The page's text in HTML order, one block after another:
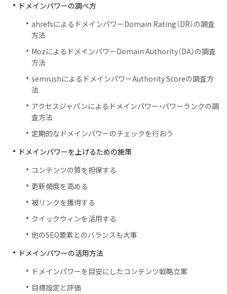
ドメインパワーの調べ方
ahrefsによるドメインパワーDomain Rating（DR）の調査
方法
MozによるドメインパワーDomain Authority（DA）の調査
方法
semrushによるドメインパワーAuthority Scoreの調査方
法
アクセスジャパンによるドメインパワー・パワーランクの調
査方法
定期的なドメインパワーのチェックを行おう
ドメインパワーを上げるための施策
コンテンツの質を担保する
更新頻度を高める
被リンクを獲得する
クイックウィンを活用する
他のSEO要素とのバランスも大事
ドメインパワーの活用方法
ドメインパワーを目安にしたコンテンツ戦略立案
目標設定と評価